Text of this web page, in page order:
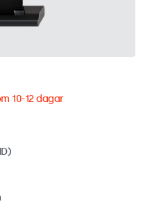
10-12 dagar